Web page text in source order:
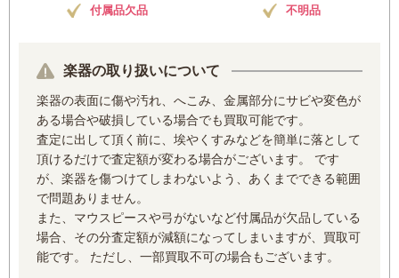
付属品欠品 不明品
楽器の取り扱いについて
楽器の表面に傷や汚れ、へこみ、金属部分にサビや変色が
ある場合や破損している場合でも買取可能です。
査定に出して頂く前に、埃やくすみなどを簡単に落として
頂けるだけで査定額が変わる場合がございます。 です
が、楽器を傷つけてしまわないよう、あくまでできる範囲
で問題ありません。
また、マウスピースや弓がないなど付属品が欠品している
場合、その分査定額が減額になってしまいますが、買取可
能です。 ただし、一部買取不可の場合もございます。